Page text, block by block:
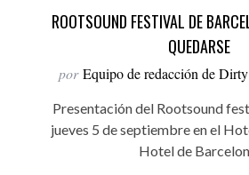
ROOTSOUND FESTIVAL DE
QUEDARSE
por Equipo de redacción de
Presentación del Rootsound
jueves 5 de septiembre en el
Hotel de